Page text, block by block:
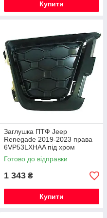
Купити
Заглушка ПТФ Jeep
Renegade 2019-2023 права
6VP53LXHAA під хром
обрамлення
Готово до відправки
1 343 ₴
Купити